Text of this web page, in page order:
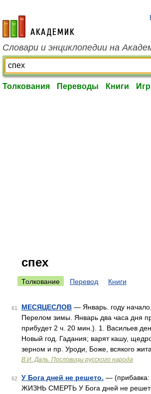
academic.ru
Словари и энциклопедии на
Толкования Переводы Книги
спех
Толкование Перевод Книги
61 МЕСЯЦЕСЛОВ — Январь. году
Перелом зимы. Январь два часа дня
прибудет 2 ч. 20 мин.). 1. Васильев
Новый год. Гадания; варят кашу,
зерном и пр. Уроди, Боже, всякого
В.И. Даль. Пословицы русского народа
62 У Бога дней не решето. — (прибавка:
ЖИЗНЬ СМЕРТЬ У Бога дней не